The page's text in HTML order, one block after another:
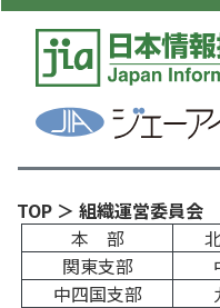
TOP ＞ 組織運営委員会
本 部
関東支部
中四国支部